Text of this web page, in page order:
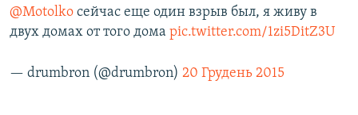
@Motolko сейчас еще один взрыв был, я живу в
двух домах от того дома pic.twitter.com/1zi5DitZ3U
— drumbron (@drumbron) 20 Грудень 2015